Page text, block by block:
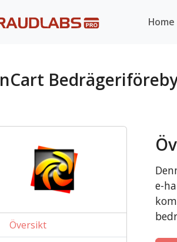
Home
Översikt
e-